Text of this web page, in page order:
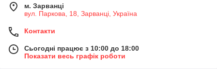
м. Зарванці
вул. Паркова, 18, Зарванці, Україна
Контакти
Сьогодні працює з 10:00 до 18:00
Показати весь графік роботи